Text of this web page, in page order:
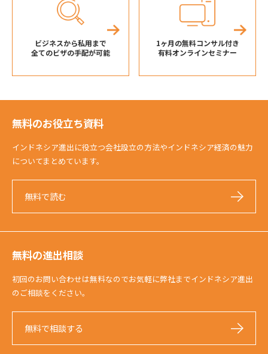
ビジネスから私用まで
全てのビザの手配が可能
1ヶ月の無料コンサル付き
有料オンラインセミナー
無料のお役立ち資料
インドネシア進出に役立つ会社設立の方法やインドネシア経済の魅力
についてまとめています。
無料で読む
無料の進出相談
初回のお問い合わせは無料なのでお気軽に弊社までインドネシア進出
のご相談をください。
無料で相談する